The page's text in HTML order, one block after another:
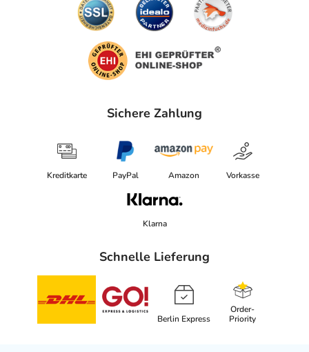
Außenverpackung des Produkts.
Adresse des Anbieters/Herstellers
Naturpräparate Dieterich GmbH
Talheimer Str. 22-24
elektronische Adresse: www.hager-pharma.de
Angaben gem. EU-Produktsicherheitsverordnung (GPSR)
PDF des Beipackzettels
Sichere Zahlung
Kreditkarte PayPal Amazon Vorkasse
Klarna
Schnelle Lieferung
Berlin Express
Order-
Priority